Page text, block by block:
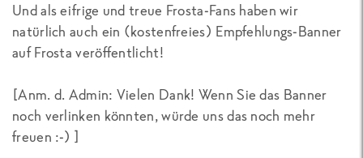
Und als eifrige und treue Frosta-Fans haben wir
natürlich auch ein (kostenfreies) Empfehlungs-Banner
auf Frosta veröffentlicht!
[Anm. d. Admin: Vielen Dank! Wenn Sie das Banner
noch verlinken könnten, würde uns das noch mehr
freuen :-) ]